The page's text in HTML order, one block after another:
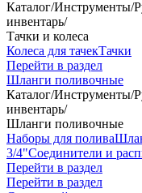
Каталог/Инструменты/
инвентарь/
Тачки и колеса
Колеса для тачекТачки
Перейти в раздел
Шланги поливочные
Каталог/Инструменты/
инвентарь/
Шланги поливочные
Наборы для полива
3/4"Соединители и
Перейти в раздел
Перейти в раздел